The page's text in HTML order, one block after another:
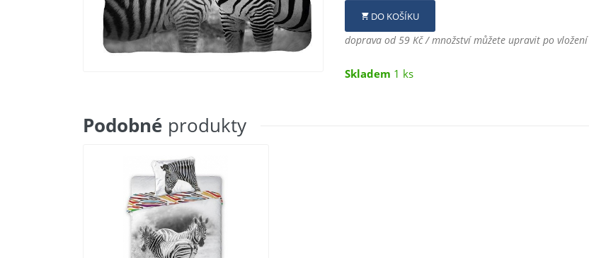
DO KOŠÍKU
doprava od 59 Kč / množství můžete upravit po vložení
Skladem 1 ks
Podobné produkty